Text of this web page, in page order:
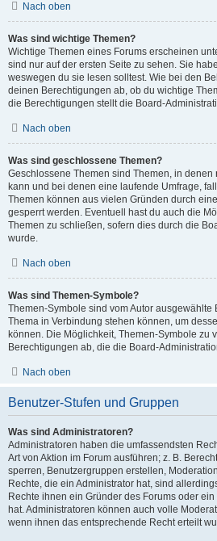
Nach oben
Was sind wichtige Themen?
Wichtige Themen eines Forums erscheinen
sind nur auf der ersten Seite zu sehen. Sie
weswegen du sie lesen solltest. Wie bei den
deinen Berechtigungen ab, ob du wichtige
die Berechtigungen stellt die Board-
Nach oben
Was sind geschlossene Themen?
Geschlossene Themen sind Themen, in
kann und bei denen eine laufende Umfrage,
Themen können aus vielen Gründen durch
gesperrt werden. Eventuell hast du auch die
Themen zu schließen, sofern dies durch die
wurde.
Nach oben
Was sind Themen-Symbole?
Themen-Symbole sind vom Autor ausgewählte
Thema in Verbindung stehen können, um
können. Die Möglichkeit, Themen-Symbole zu
Berechtigungen ab, die die Board-
Nach oben
Benutzer-Stufen und Gruppen
Was sind Administratoren?
Administratoren haben die umfassendsten
Art von Aktion im Forum ausführen; z. B.
sperren, Benutzergruppen erstellen,
Rechte, die ein Administrator hat, sind
Rechte ihnen ein Gründer des Forums oder
hat. Administratoren können auch volle
wenn ihnen das entsprechende Recht erteilt